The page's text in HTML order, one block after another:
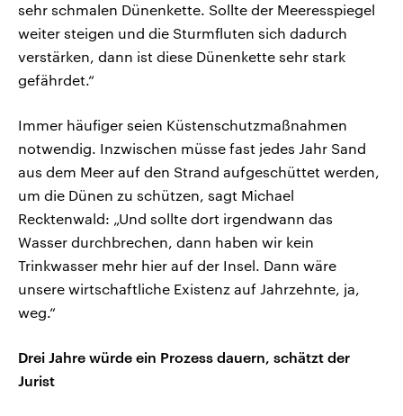
sehr schmalen Dünenkette. Sollte der Meeresspiegel
weiter steigen und die Sturmfluten sich dadurch
verstärken, dann ist diese Dünenkette sehr stark
gefährdet.“
Immer häufiger seien Küstenschutzmaßnahmen
notwendig. Inzwischen müsse fast jedes Jahr Sand
aus dem Meer auf den Strand aufgeschüttet werden,
um die Dünen zu schützen, sagt Michael
Recktenwald: „Und sollte dort irgendwann das
Wasser durchbrechen, dann haben wir kein
Trinkwasser mehr hier auf der Insel. Dann wäre
unsere wirtschaftliche Existenz auf Jahrzehnte, ja,
weg.“
Drei Jahre würde ein Prozess dauern, schätzt der
Jurist